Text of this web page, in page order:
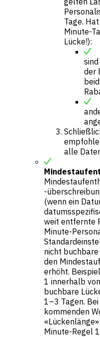
Tage.
Minute-
Lücke!):
der
alle
-
(wenn ein
weit entfernte
Minute-
nicht
den
erhöht.
1 innerhalb
buchbare
1–3 Tagen.
kommenden
Minute-Regel